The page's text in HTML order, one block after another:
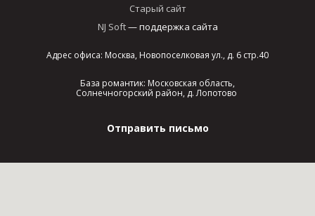
Старый сайт
NJ Soft— поддержка сайта
Адрес офиса: Москва, Новопоселковая ул., д. 6 стр.40
База романтик: Московская область,
Солнечногорский район, д. Лопотово
Отправить письмо